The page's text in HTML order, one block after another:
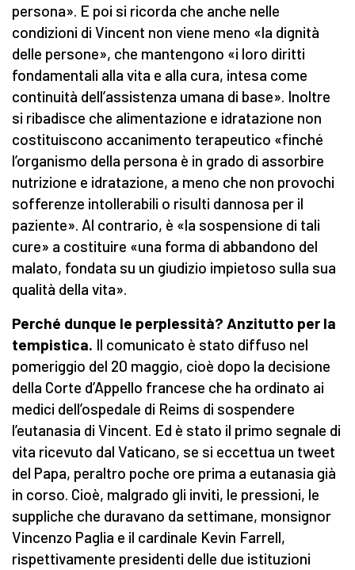
persona». E poi si ricorda che anche nelle
condizioni di Vincent non viene meno «la dignità
delle persone», che mantengono «i loro diritti
fondamentali alla vita e alla cura, intesa come
continuità dell’assistenza umana di base». Inoltre
si ribadisce che alimentazione e idratazione non
costituiscono accanimento terapeutico «finché
l’organismo della persona è in grado di assorbire
nutrizione e idratazione, a meno che non provochi
sofferenze intollerabili o risulti dannosa per il
paziente». Al contrario, è «la sospensione di tali
cure» a costituire «una forma di abbandono del
malato, fondata su un giudizio impietoso sulla sua
qualità della vita».
Perché dunque le perplessità? Anzitutto per la
tempistica. Il comunicato è stato diffuso nel
pomeriggio del 20 maggio, cioè dopo la decisione
della Corte d’Appello francese che ha ordinato ai
medici dell’ospedale di Reims di sospendere
l’eutanasia di Vincent. Ed è stato il primo segnale di
vita ricevuto dal Vaticano, se si eccettua un tweet
del Papa, peraltro poche ore prima a eutanasia già
in corso. Cioè, malgrado gli inviti, le pressioni, le
suppliche che duravano da settimane, monsignor
Vincenzo Paglia e il cardinale Kevin Farrell,
rispettivamente presidenti delle due istituzioni